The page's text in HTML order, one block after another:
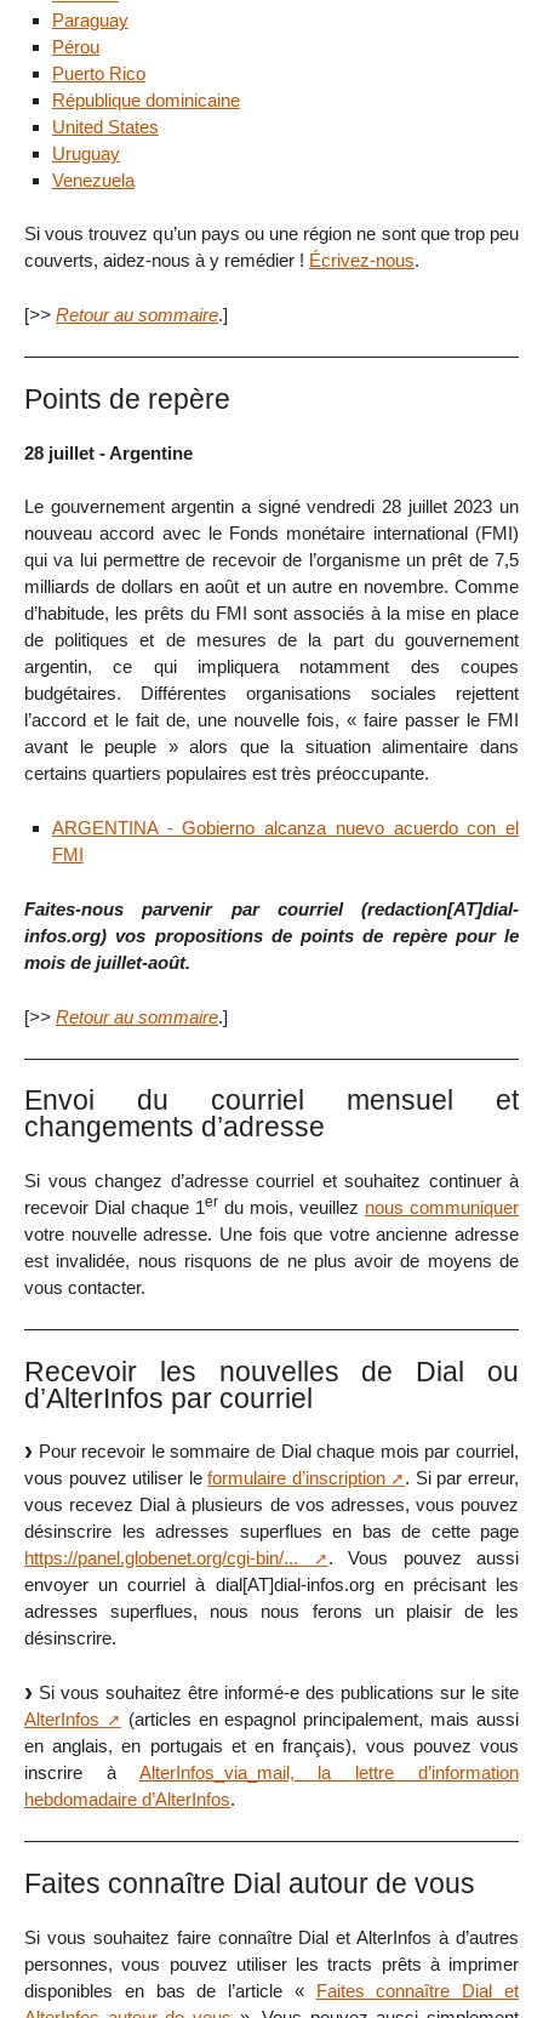
Paraguay
Pérou
Puerto Rico
République dominicaine
United States
Uruguay
Venezuela
Si vous trouvez qu’un pays ou une région ne sont que trop peu
couverts, aidez-nous à y remédier ! Écrivez-nous.
[>> Retour au sommaire.]
Points de repère
28 juillet - Argentine
Le gouvernement argentin a signé vendredi 28 juillet 2023 un
nouveau accord avec le Fonds monétaire international (FMI)
qui va lui permettre de recevoir de l’organisme un prêt de 7,5
milliards de dollars en août et un autre en novembre. Comme
d’habitude, les prêts du FMI sont associés à la mise en place
de politiques et de mesures de la part du gouvernement
argentin, ce qui impliquera notamment des coupes
budgétaires. Différentes organisations sociales rejettent
l’accord et le fait de, une nouvelle fois, « faire passer le FMI
avant le peuple » alors que la situation alimentaire dans
certains quartiers populaires est très préoccupante.
ARGENTINA - Gobierno alcanza nuevo acuerdo con el
FMI
Faites-nous parvenir par courriel (redaction[AT]dial-
infos.org) vos propositions de points de repère pour le
mois de juillet-août.
[>> Retour au sommaire.]
Envoi du courriel mensuel et
changements d’adresse
Si vous changez d’adresse courriel et souhaitez continuer à
recevoir Dial chaque 1er du mois, veuillez nous communiquer
votre nouvelle adresse. Une fois que votre ancienne adresse
est invalidée, nous risquons de ne plus avoir de moyens de
vous contacter.
Recevoir les nouvelles de Dial ou
d’AlterInfos par courriel
Pour recevoir le sommaire de Dial chaque mois par courriel,
vous pouvez utiliser leformulaire d’inscription
. Si par erreur,
vous recevez Dial à plusieurs de vos adresses, vous pouvez
désinscrire les adresses superflues en bas de cette page
https://panel.globenet.org/cgi-bin/...
. Vous pouvez aussi
envoyer un courriel à dial[AT]dial-infos.org en précisant les
adresses superflues, nous nous ferons un plaisir de les
désinscrire.
Si vous souhaitez être informé-e des publications sur le site
AlterInfos
(articles en espagnol principalement, mais aussi
en anglais, en portugais et en français), vous pouvez vous
inscrire à AlterInfos_via_mail, la lettre d’information
hebdomadaire d’AlterInfos.
Faites connaître Dial autour de vous
Si vous souhaitez faire connaître Dial et AlterInfos à d’autres
personnes, vous pouvez utiliser les tracts prêts à imprimer
disponibles en bas de l’article « Faites connaître Dial et